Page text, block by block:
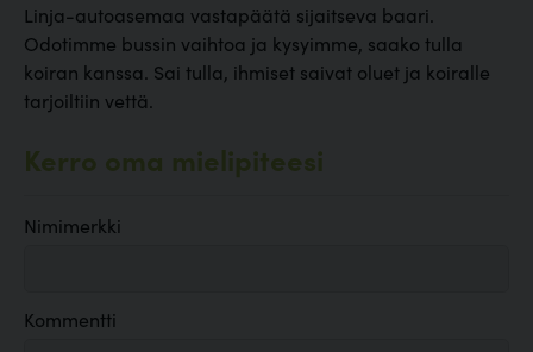
Linja-autoasemaa vastapäätä sijaitseva baari.
Odotimme bussin vaihtoa ja kysyimme, saako tulla
koiran kanssa. Sai tulla, ihmiset saivat oluet ja koiralle
tarjoiltiin vettä.
Kerro oma mielipiteesi
Nimimerkki
Kommentti